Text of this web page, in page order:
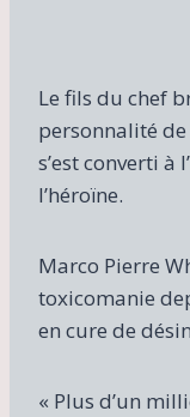
Le fils du chef
personnalité
s’est converti à
l’héroïne.
Marco Pierre
toxicomanie
en cure de
« Plus d’un